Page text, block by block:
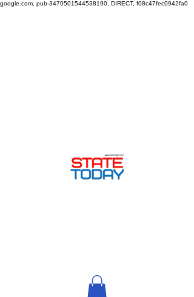
google.com, pub-3470501544538190, DIRECT, f08c47fec0942fa0